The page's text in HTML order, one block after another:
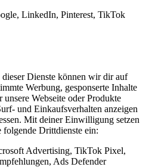
LinkedIn, Pinterest, TikTok
Dienste können wir dir auf
Werbung, gesponserte Inhalte
Webseite oder Produkte
und Einkaufsverhalten anzeigen
Mit deiner Einwilligung setzen
folgende Drittdienste ein:
Advertising, TikTok Pixel,
Ads Defender